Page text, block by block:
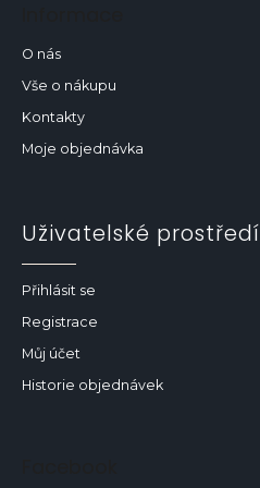
O nás
Vše o nákupu
Kontakty
Moje objednávka
Uživatelské prostředí
Přihlásit se
Registrace
Můj účet
Historie objednávek